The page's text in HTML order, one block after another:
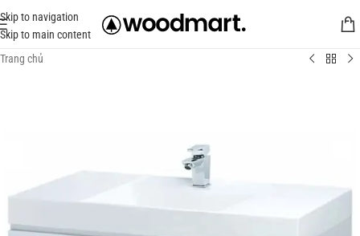
Skip to navigation
Skip to main content
Trang chủ